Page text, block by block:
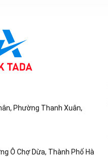
Phường Thanh Xuân,
Ô Chợ Dừa, Thành Phố Hà